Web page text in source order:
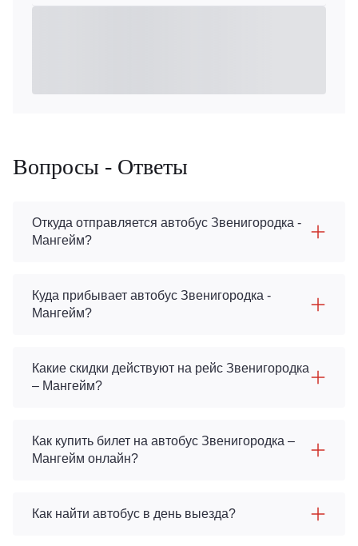
Вопросы - Ответы
Откуда отправляется автобус Звенигородка -
Мангейм?
Куда прибывает автобус Звенигородка -
Мангейм?
Какие скидки действуют на рейс Звенигородка
– Мангейм?
Как купить билет на автобус Звенигородка –
Мангейм онлайн?
Как найти автобус в день выезда?